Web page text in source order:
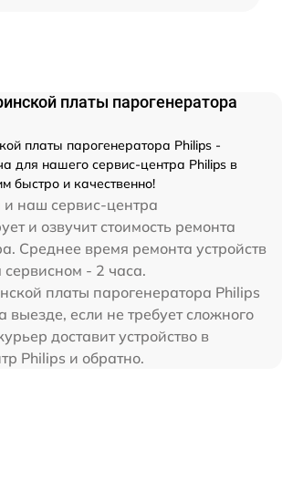
платы парогенератора
платы парогенератора Philips -
для нашего сервис-центра Philips в
быстро и качественно!
и наш сервис-центра
и озвучит стоимость ремонта
Среднее время ремонта устройств
- 2 часа.
платы парогенератора Philips
выезде, если не требует сложного
доставит устройство в
Philips и обратно.